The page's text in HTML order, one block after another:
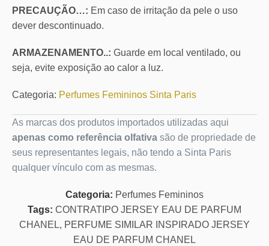
PRECAUÇÃO…: Em caso de irritação da pele o uso
dever descontinuado.
ARMAZENAMENTO..: Guarde em local ventilado, ou
seja, evite exposição ao calor a luz.
Categoria: Perfumes Femininos Sinta Paris
As marcas dos produtos importados utilizadas aqui
apenas como referência olfativa são de propriedade de
seus representantes legais, não tendo a Sinta Paris
qualquer vínculo com as mesmas.
Categoria: Perfumes Femininos
Tags: CONTRATIPO JERSEY EAU DE PARFUM
CHANEL, PERFUME SIMILAR INSPIRADO JERSEY
EAU DE PARFUM CHANEL